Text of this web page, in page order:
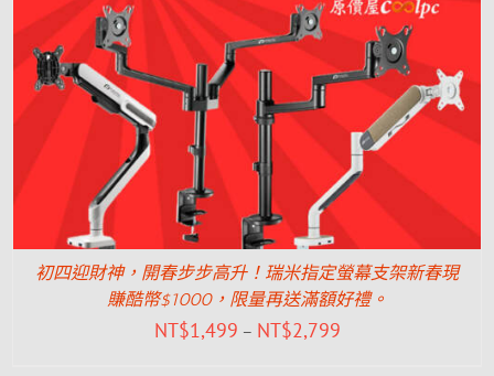
初四迎財神，開春步步高升！瑞米指定螢幕支架新春現
賺酷幣$1000，限量再送滿額好禮。
NT$1,499 – NT$2,799